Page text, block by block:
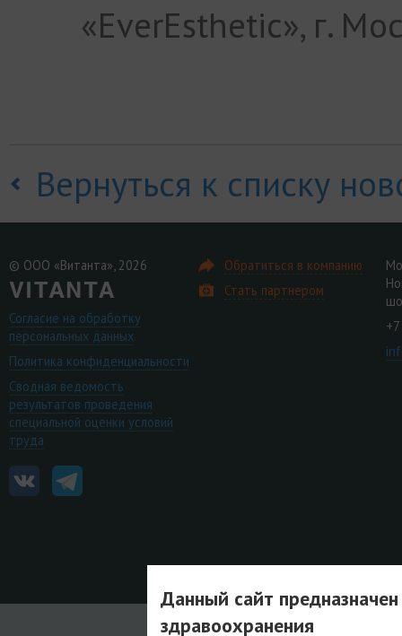
«EverEsthetic», г.
Вернуться к списку
© ООО «Витанта», 2026
Согласие на обработку
персональных данных
Политика конфиденциальности
Сводная ведомость
результатов проведения
специальной оценки условий
труда
Обратиться в компанию
Стать партнером
Данный сайт
здравоохранения